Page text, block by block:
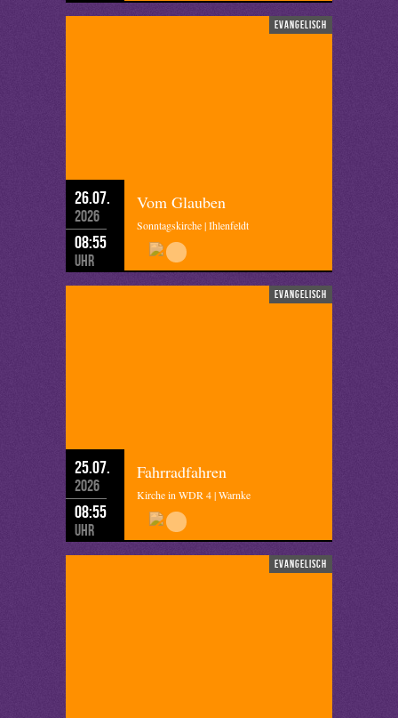
evangelisch
26.07.
2026
08:55
Uhr
Vom Glauben
Sonntagskirche | Ihlenfeldt
evangelisch
25.07.
2026
08:55
Uhr
Fahrradfahren
Kirche in WDR 4 | Warnke
evangelisch